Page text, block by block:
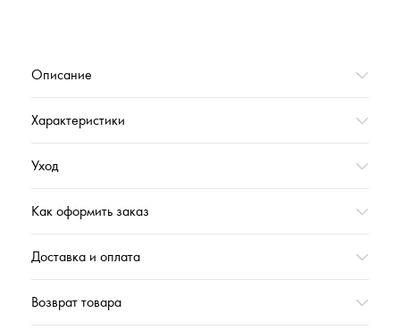
Описание
Характеристики
Уход
Как оформить заказ
Доставка и оплата
Возврат товара